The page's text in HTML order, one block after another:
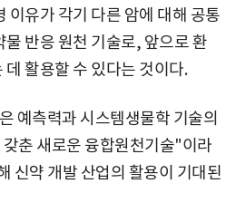
이유가 각기 다른 암에 대해 공통
반응 원천 기술로, 앞으로 환
활용할 수 있다는 것이다.
예측력과 시스템생물학 기술의
춘 새로운 융합원천기술"이라
신약 개발 산업의 활용이 기대된